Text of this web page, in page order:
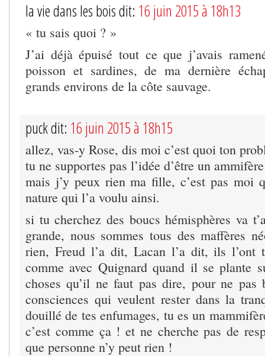
la vie dans les bois dit: 16 juin 2015 à 18h13
« tu sais quoi ? »
J’ai déjà épuisé tout ce que j’avais
poisson et sardines, de ma dernière
grands environs de la côte sauvage.
puck dit: 16 juin 2015 à 18h15
allez, vas-y Rose, dis moi c’est quoi ton
tu ne supportes pas l’idée d’être un
mais j’y peux rien ma fille, c’est pas moi
nature qui l’a voulu ainsi.
si tu cherchez des boucs hémisphères va
grande, nous sommes tous des maffères
rien, Freud l’a dit, Lacan l’a dit, ils l’ont
comme avec Quignard quand il se plante
choses qu’il ne faut pas dire, pour ne pas
consciences qui veulent rester dans la
douillé de tes enfumages, tu es un
c’est comme ça ! et ne cherche pas de
que personne n’y peut rien !